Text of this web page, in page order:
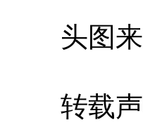
头图来
转载声